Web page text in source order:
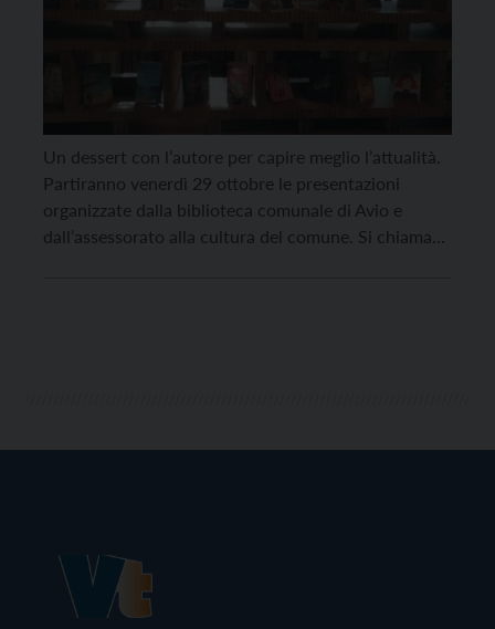
Un dessert con l’autore per capire meglio l’attualità.
Partiranno venerdì 29 ottobre le presentazioni
organizzate dalla biblioteca comunale di Avio e
dall’assessorato alla cultura del comune. Si chiamano